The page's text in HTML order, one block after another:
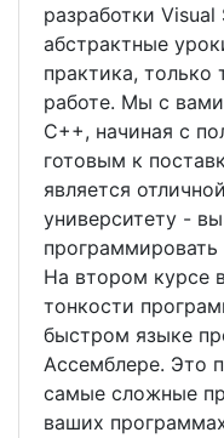
разработки
абстрактные
практика, только
работе. Мы с
C++, начиная с
готовым к
является
университету -
На втором курсе
тонкости
быстром языке
Ассемблере. Это
самые сложные
ваших